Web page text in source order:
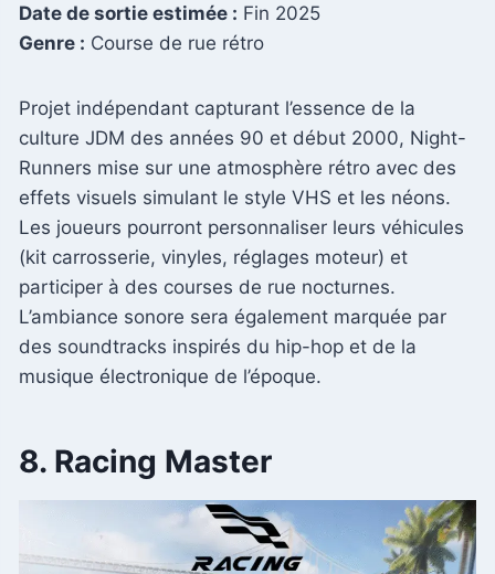
Date de sortie estimée : Fin 2025
Genre : Course de rue rétro
Projet indépendant capturant l’essence de la
culture JDM des années 90 et début 2000, Night-
Runners mise sur une atmosphère rétro avec des
effets visuels simulant le style VHS et les néons.
Les joueurs pourront personnaliser leurs véhicules
(kit carrosserie, vinyles, réglages moteur) et
participer à des courses de rue nocturnes.
L’ambiance sonore sera également marquée par
des soundtracks inspirés du hip-hop et de la
musique électronique de l’époque.
8. Racing Master